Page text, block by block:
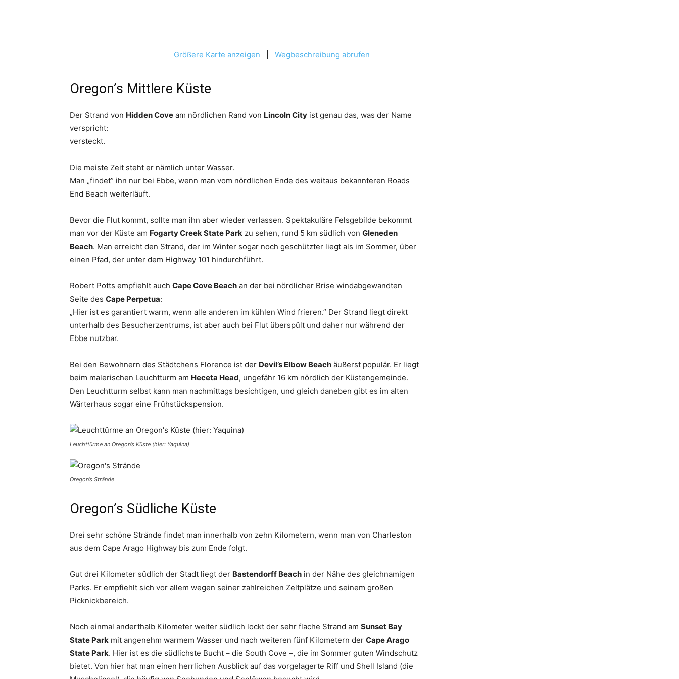
Größere Karte anzeigen Wegbeschreibung abrufen
Oregon’s Mittlere Küste
Der Strand von Hidden Cove am nördlichen Rand von Lincoln City ist genau das, was der Name
verspricht:
versteckt.
Die meiste Zeit steht er nämlich unter Wasser.
Man „findet” ihn nur bei Ebbe, wenn man vom nördlichen Ende des weitaus bekannteren Roads
End Beach weiterläuft.
Bevor die Flut kommt, sollte man ihn aber wieder verlassen. Spektakuläre Felsgebilde bekommt
man vor der Küste am Fogarty Creek State Park zu sehen, rund 5 km südlich von Gleneden
Beach. Man erreicht den Strand, der im Winter sogar noch geschützter liegt als im Sommer, über
einen Pfad, der unter dem Highway 101 hindurchführt.
Robert Potts empfiehlt auch Cape Cove Beach an der bei nördlicher Brise windabgewandten
Seite des Cape Perpetua:
„Hier ist es garantiert warm, wenn alle anderen im kühlen Wind frieren.” Der Strand liegt direkt
unterhalb des Besucherzentrums, ist aber auch bei Flut überspült und daher nur während der
Ebbe nutzbar.
Bei den Bewohnern des Städtchens Florence ist der Devil’s Elbow Beach äußerst populär. Er liegt
beim malerischen Leuchtturm am Heceta Head, ungefähr 16 km nördlich der Küstengemeinde.
Den Leuchtturm selbst kann man nachmittags besichtigen, und gleich daneben gibt es im alten
Wärterhaus sogar eine Frühstückspension.
Leuchttürme an Oregon’s Küste (hier: Yaquina)
Oregon’s Strände
Oregon’s Südliche Küste
Drei sehr schöne Strände findet man innerhalb von zehn Kilometern, wenn man von Charleston
aus dem Cape Arago Highway bis zum Ende folgt.
Gut drei Kilometer südlich der Stadt liegt der Bastendorff Beach in der Nähe des gleichnamigen
Parks. Er empfiehlt sich vor allem wegen seiner zahlreichen Zeltplätze und seinem großen
Picknickbereich.
Noch einmal anderthalb Kilometer weiter südlich lockt der sehr flache Strand am Sunset Bay
State Park mit angenehm warmem Wasser und nach weiteren fünf Kilometern der Cape Arago
State Park. Hier ist es die südlichste Bucht – die South Cove –, die im Sommer guten Windschutz
bietet. Von hier hat man einen herrlichen Ausblick auf das vorgelagerte Riff und Shell Island (die